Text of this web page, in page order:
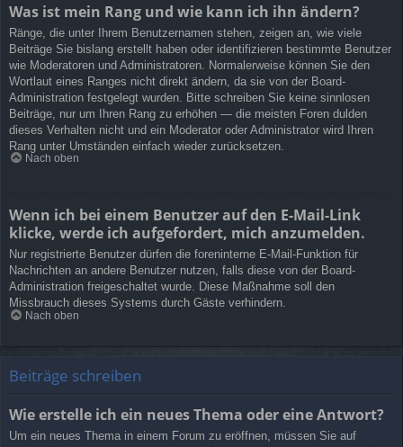
Was ist mein Rang und wie kann ich ihn ändern?
Ränge, die unter Ihrem Benutzernamen stehen, zeigen an, wie viele
Beiträge Sie bislang erstellt haben oder identifizieren bestimmte Benutzer
wie Moderatoren und Administratoren. Normalerweise können Sie den
Wortlaut eines Ranges nicht direkt ändern, da sie von der Board-
Administration festgelegt wurden. Bitte schreiben Sie keine sinnlosen
Beiträge, nur um Ihren Rang zu erhöhen — die meisten Foren dulden
dieses Verhalten nicht und ein Moderator oder Administrator wird Ihren
Rang unter Umständen einfach wieder zurücksetzen.
Nach oben
Wenn ich bei einem Benutzer auf den E-Mail-Link
klicke, werde ich aufgefordert, mich anzumelden.
Nur registrierte Benutzer dürfen die foreninterne E-Mail-Funktion für
Nachrichten an andere Benutzer nutzen, falls diese von der Board-
Administration freigeschaltet wurde. Diese Maßnahme soll den
Missbrauch dieses Systems durch Gäste verhindern.
Nach oben
Beiträge schreiben
Wie erstelle ich ein neues Thema oder eine Antwort?
Um ein neues Thema in einem Forum zu eröffnen, müssen Sie auf